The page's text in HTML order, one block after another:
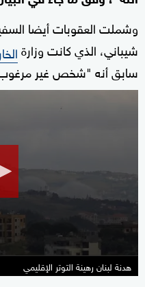
وشملت العقوبات أيضا
شيباني، الذي كانت وزارة
سابق أنه "شخص غير
هدنة لبنان رهينة التوتر الإقليمي